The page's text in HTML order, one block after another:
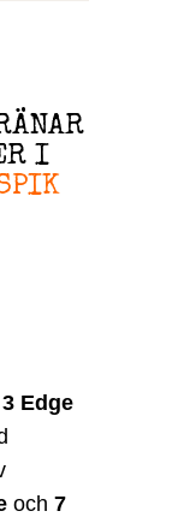
I
3 Edge
och 7